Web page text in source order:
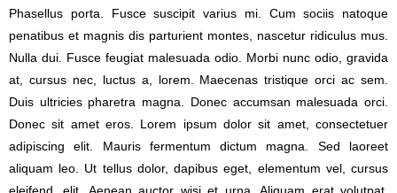
Phasellus porta. Fusce suscipit varius mi. Cum sociis natoque
penatibus et magnis dis parturient montes, nascetur ridiculus mus.
Nulla dui. Fusce feugiat malesuada odio. Morbi nunc odio, gravida
at, cursus nec, luctus a, lorem. Maecenas tristique orci ac sem.
Duis ultricies pharetra magna. Donec accumsan malesuada orci.
Donec sit amet eros. Lorem ipsum dolor sit amet, consectetuer
adipiscing elit. Mauris fermentum dictum magna. Sed laoreet
aliquam leo. Ut tellus dolor, dapibus eget, elementum vel, cursus